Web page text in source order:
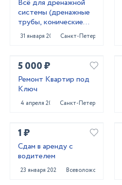
Всё для дренажной
системы (дренажные
трубы, конические
колодцы,трубы под
заезд)
31 января 2024 Санкт-Петербург
5 000 ₽
Ремонт Квартир под
Ключ
4 апреля 2022 Санкт-Петербург
1 ₽
Сдам в аренду с
водителем
23 января 2024 Всеволожск